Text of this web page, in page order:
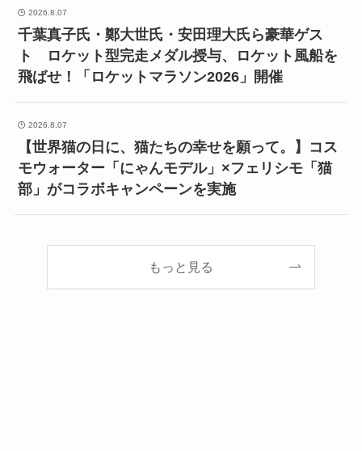
2026.8.07
千葉真子氏・鄭大世氏・安田理大氏ら豪華ゲス
ト ロケット型完走メダル授与、ロケット風船を
飛ばせ！「ロケットマラソン2026」開催
2026.8.07
【世界猫の日に、猫たちの幸せを願って。】コス
モウォーター「にゃんモデル」×フェリシモ「猫
部」がコラボキャンペーンを実施
もっと見る